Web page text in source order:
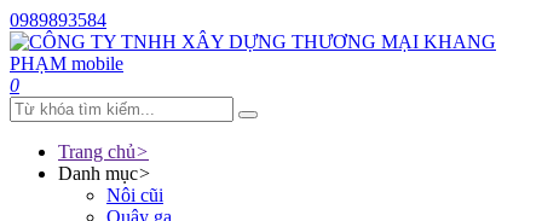
0989893584
0
Trang chủ>
Danh mục>
Nôi cũi
Quây ga